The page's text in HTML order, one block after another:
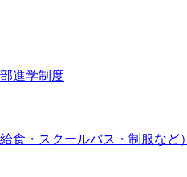
進学制度
食・スクールバス・制服など）